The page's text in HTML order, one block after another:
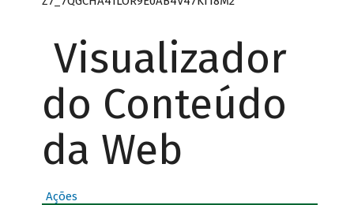
Visualizador
do Conteúdo
da Web
Ações